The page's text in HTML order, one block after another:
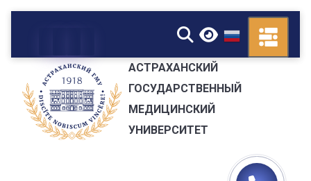
▼
АСТРАХАНСКИЙ
ГОСУДАРСТВЕННЫЙ
МЕДИЦИНСКИЙ
УНИВЕРСИТЕТ